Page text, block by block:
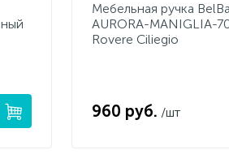
Мебельная ручка
AURORA-MANIGLIA-
Rovere Ciliegio
960 руб. /шт